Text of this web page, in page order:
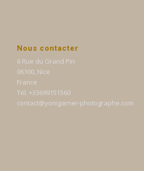
Nous contacter
6 Rue du Grand Pin
06100, Nice
France
Tél. +33699151560
contact@yonigarner-photographe.com